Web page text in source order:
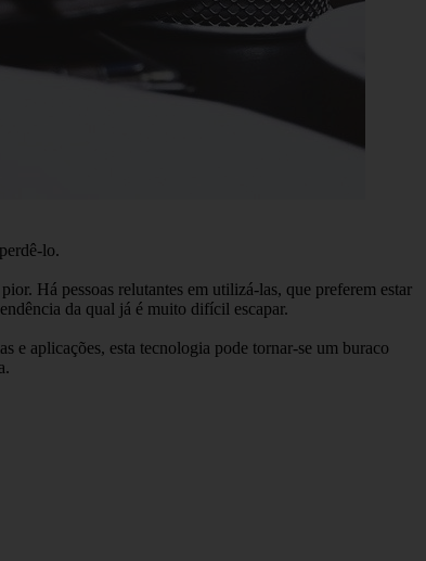
lo.
Há pessoas relutantes em utilizá-las, que preferem estar
da qual já é muito difícil escapar.
e aplicações, esta tecnologia pode tornar-se um buraco